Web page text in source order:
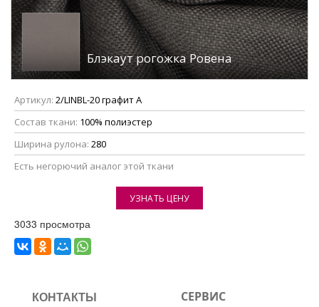
Блэкаут рогожка Ровена
Артикул: 2/LINBL-20 графит А
Состав ткани: 100% полиэстер
Ширина рулона: 280
Eсть негорючий аналог этой ткани
УЗНАТЬ ЦЕНУ
3033 просмотра
КОНТАКТЫ СЕРВИС